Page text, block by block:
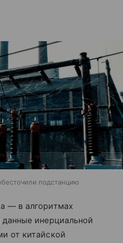
подстанцию
— в алгоритмах
инерциальной
от китайской